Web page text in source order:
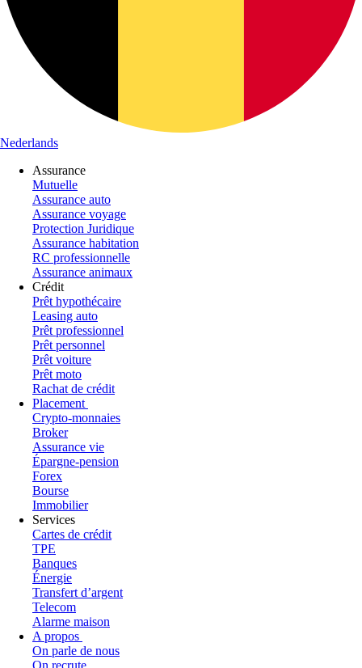
Nederlands
Assurance
Mutuelle
Assurance auto
Assurance voyage
Protection Juridique
Assurance habitation
RC professionnelle
Assurance animaux
Crédit
Prêt hypothécaire
Leasing auto
Prêt professionnel
Prêt personnel
Prêt voiture
Prêt moto
Rachat de crédit
Placement
Crypto-monnaies
Broker
Assurance vie
Épargne-pension
Forex
Bourse
Immobilier
Services
Cartes de crédit
TPE
Banques
Énergie
Transfert d’argent
Telecom
Alarme maison
A propos
On parle de nous
On recrute